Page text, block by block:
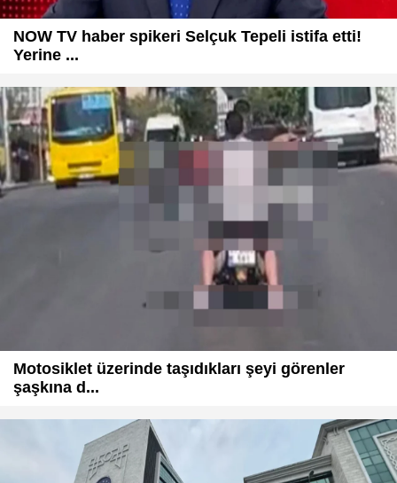
NOW TV haber spikeri Selçuk Tepeli istifa etti!
Yerine ...
Motosiklet üzerinde taşıdıkları şeyi görenler
şaşkına d...